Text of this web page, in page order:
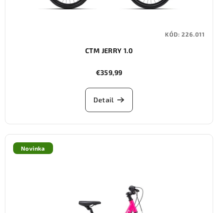
CTM JERRY 1.0
€359,99
Detail
KÓD:226.011
Novinka